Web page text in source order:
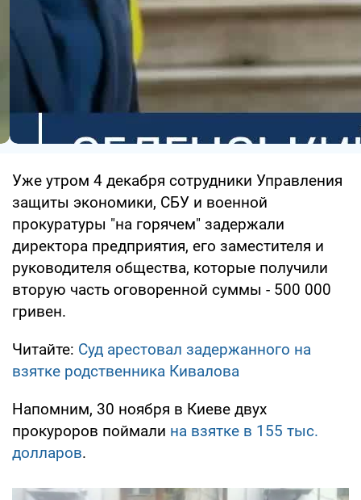
Уже утром 4 декабря сотрудники Управления
защиты экономики, СБУ и военной
прокуратуры "на горячем" задержали
директора предприятия, его заместителя и
руководителя общества, которые получили
вторую часть оговоренной суммы - 500 000
гривен.
Читайте: Суд арестовал задержанного на
взятке родственника Кивалова
Напомним, 30 ноября в Киеве двух
прокуроров поймали на взятке в 155 тыс.
долларов.